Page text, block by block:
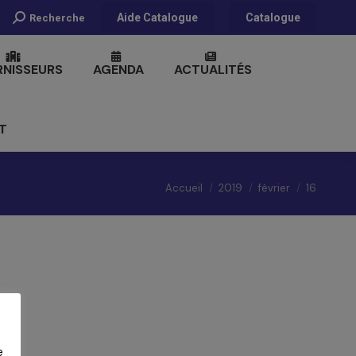
Recherche
Recherche Aide Catalogue Catalogue
AGENDA ACTUALITÉS
Vous êtes ici :
Accueil 2019 février 16